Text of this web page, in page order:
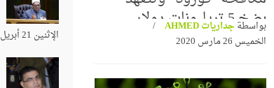
بضخ 5 تريليونات دولار
بواسطةجداريات AHMED
الخميس 26 مارس 2020
الإثنين 21 أبريل 2025